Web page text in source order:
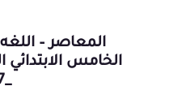
المعاصر –
الخامس
_2027